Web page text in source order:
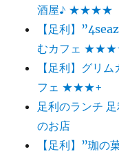
酒屋♪ ★★★★
【足利】
むカフェ
【足利】グリ
フェ ★★★+
足利のランチ
のお店
【足利】”珈の